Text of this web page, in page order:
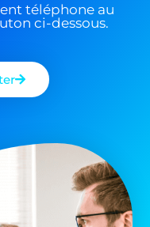
téléphone au
ci-dessous.